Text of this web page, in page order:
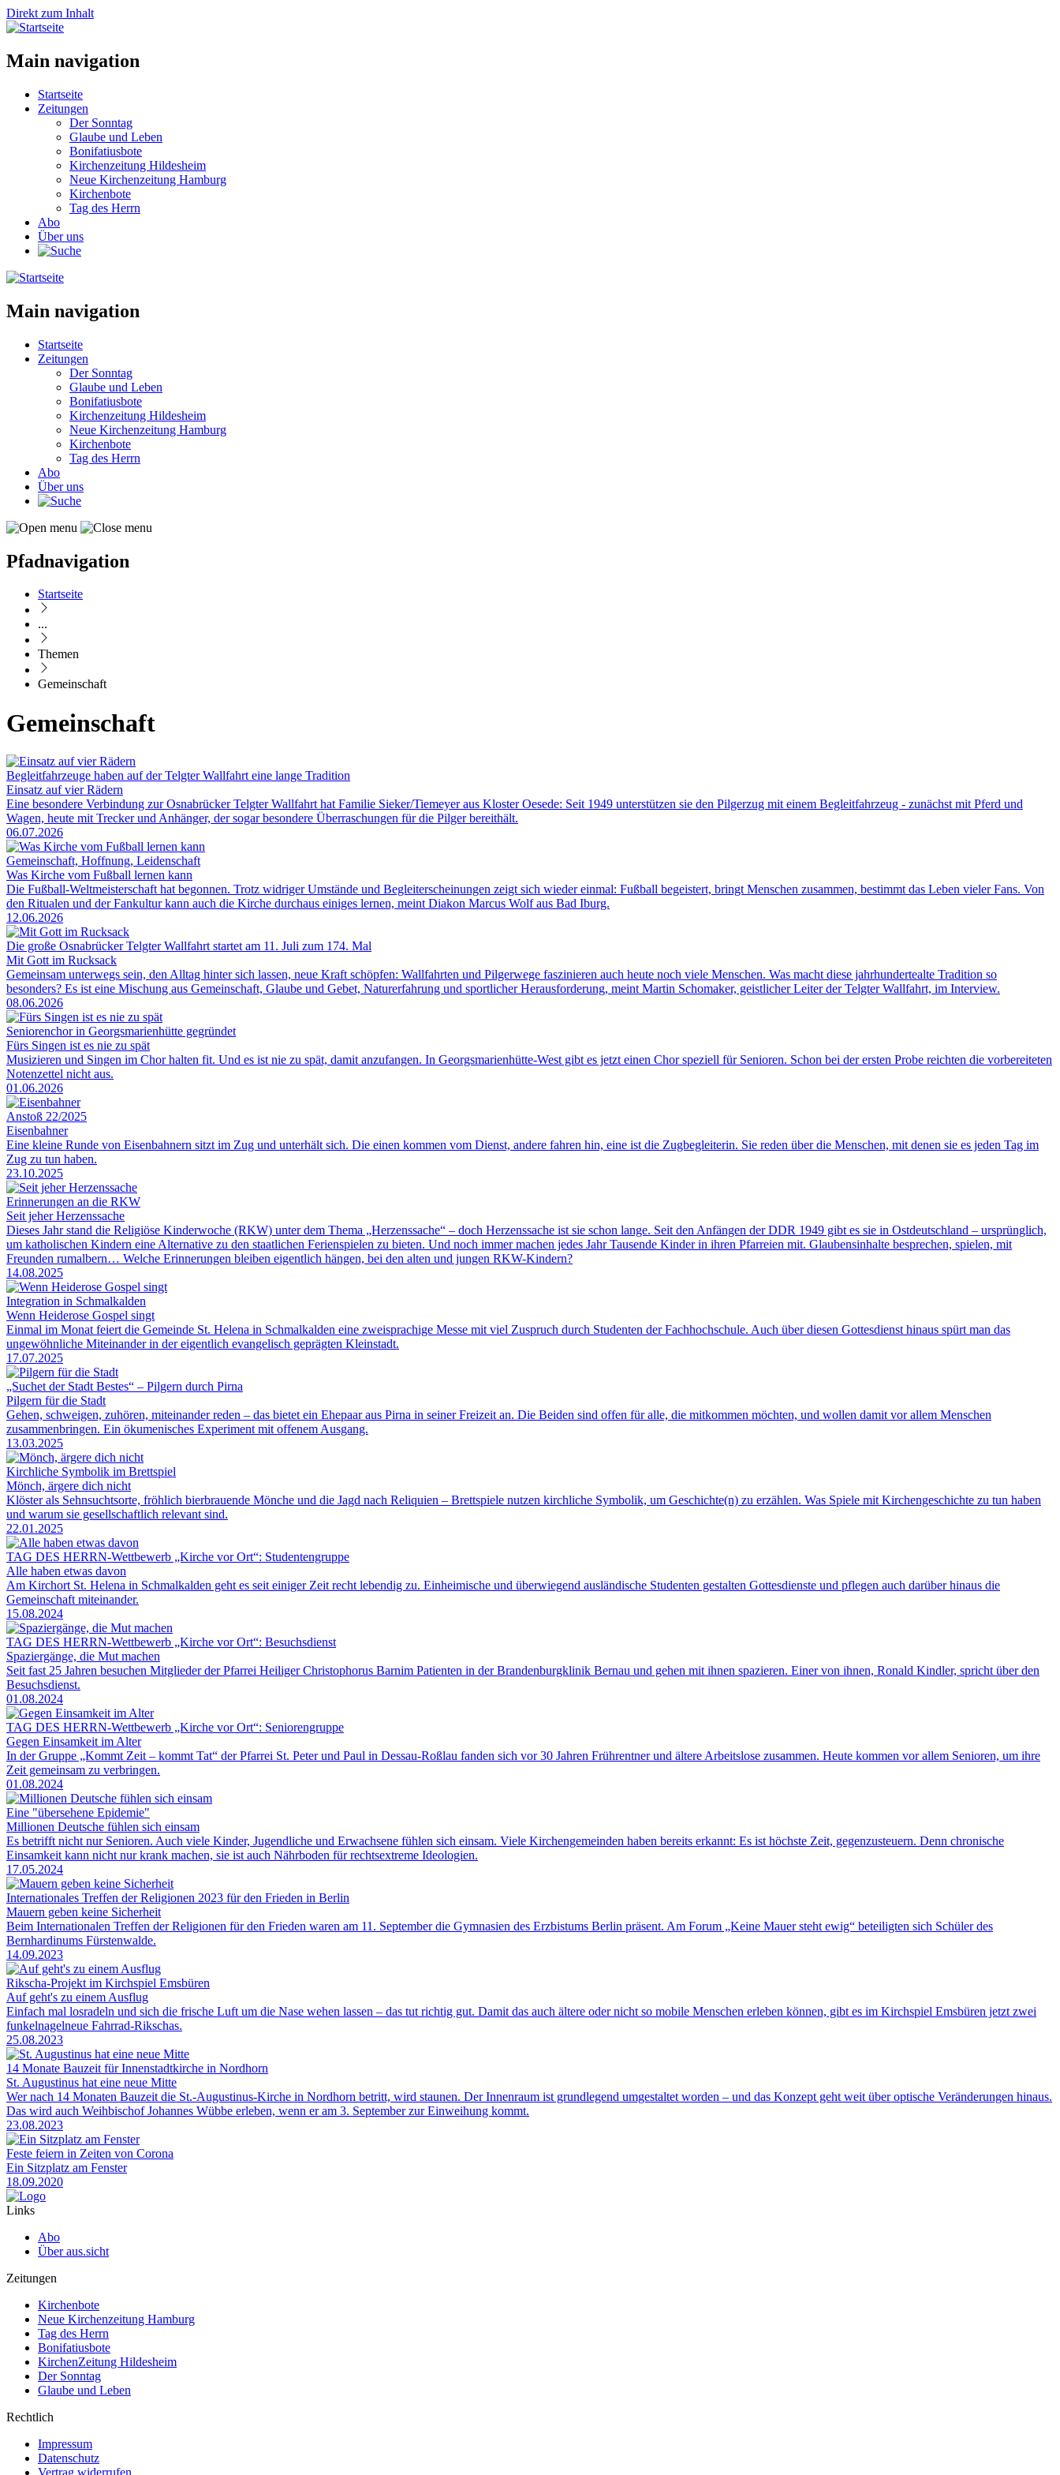
Direkt zum Inhalt
Main navigation
Startseite
Zeitungen
Der Sonntag
Glaube und Leben
Bonifatiusbote
Kirchenzeitung Hildesheim
Neue Kirchenzeitung Hamburg
Kirchenbote
Tag des Herrn
Abo
Über uns
Main navigation
Startseite
Zeitungen
Der Sonntag
Glaube und Leben
Bonifatiusbote
Kirchenzeitung Hildesheim
Neue Kirchenzeitung Hamburg
Kirchenbote
Tag des Herrn
Abo
Über uns
Pfadnavigation
Startseite
...
Themen
Gemeinschaft
Gemeinschaft
Begleitfahrzeuge haben auf der Telgter Wallfahrt eine lange Tradition
Einsatz auf vier Rädern
Eine besondere Verbindung zur Osnabrücker Telgter Wallfahrt hat Familie Sieker/Tiemeyer aus Kloster Oesede: Seit 1949 unterstützen sie den Pilgerzug mit einem Begleitfahrzeug - zunächst mit Pferd und
Wagen, heute mit Trecker und Anhänger, der sogar besondere Überraschungen für die Pilger bereithält.
06.07.2026
Gemeinschaft, Hoffnung, Leidenschaft
Was Kirche vom Fußball lernen kann
Die Fußball-Weltmeisterschaft hat begonnen. Trotz widriger Umstände und Begleiterscheinungen zeigt sich wieder einmal: Fußball begeistert, bringt Menschen zusammen, bestimmt das Leben vieler Fans. Von
den Ritualen und der Fankultur kann auch die Kirche durchaus einiges lernen, meint Diakon Marcus Wolf aus Bad Iburg.
12.06.2026
Die große Osnabrücker Telgter Wallfahrt startet am 11. Juli zum 174. Mal
Mit Gott im Rucksack
Gemeinsam unterwegs sein, den Alltag hinter sich lassen, neue Kraft schöpfen: Wallfahrten und Pilgerwege faszinieren auch heute noch viele Menschen. Was macht diese jahrhundertealte Tradition so
besonders? Es ist eine Mischung aus Gemeinschaft, Glaube und Gebet, Naturerfahrung und sportlicher Herausforderung, meint Martin Schomaker, geistlicher Leiter der Telgter Wallfahrt, im Interview.
08.06.2026
Seniorenchor in Georgsmarienhütte gegründet
Fürs Singen ist es nie zu spät
Musizieren und Singen im Chor halten fit. Und es ist nie zu spät, damit anzufangen. In Georgsmarienhütte-West gibt es jetzt einen Chor speziell für Senioren. Schon bei der ersten Probe reichten die vorbereiteten
Notenzettel nicht aus.
01.06.2026
Anstoß 22/2025
Eisenbahner
Eine kleine Runde von Eisenbahnern sitzt im Zug und unterhält sich. Die einen kommen vom Dienst, andere fahren hin, eine ist die Zugbegleiterin. Sie reden über die Menschen, mit denen sie es jeden Tag im
Zug zu tun haben.
23.10.2025
Erinnerungen an die RKW
Seit jeher Herzenssache
Dieses Jahr stand die Religiöse Kinderwoche (RKW) unter dem Thema „Herzenssache“ – doch Herzenssache ist sie schon lange. Seit den Anfängen der DDR 1949 gibt es sie in Ostdeutschland – ursprünglich,
um katholischen Kindern eine Alternative zu den staatlichen Ferienspielen zu bieten. Und noch immer machen jedes Jahr Tausende Kinder in ihren Pfarreien mit. Glaubensinhalte besprechen, spielen, mit
Freunden rumalbern… Welche Erinnerungen bleiben eigentlich hängen, bei den alten und jungen RKW-Kindern?
14.08.2025
Integration in Schmalkalden
Wenn Heiderose Gospel singt
Einmal im Monat feiert die Gemeinde St. Helena in Schmalkalden eine zweisprachige Messe mit viel Zuspruch durch Studenten der Fachhochschule. Auch über diesen Gottesdienst hinaus spürt man das
ungewöhnliche Miteinander in der eigentlich evangelisch geprägten Kleinstadt.
17.07.2025
„Suchet der Stadt Bestes“ – Pilgern durch Pirna
Pilgern für die Stadt
Gehen, schweigen, zuhören, miteinander reden – das bietet ein Ehepaar aus Pirna in seiner Freizeit an. Die Beiden sind offen für alle, die mitkommen möchten, und wollen damit vor allem Menschen
zusammenbringen. Ein ökumenisches Experiment mit offenem Ausgang.
13.03.2025
Kirchliche Symbolik im Brettspiel
Mönch, ärgere dich nicht
Klöster als Sehnsuchtsorte, fröhlich bierbrauende Mönche und die Jagd nach Reliquien – Brettspiele nutzen kirchliche Symbolik, um Geschichte(n) zu erzählen. Was Spiele mit Kirchengeschichte zu tun haben
und warum sie gesellschaftlich relevant sind.
22.01.2025
TAG DES HERRN-Wettbewerb „Kirche vor Ort“: Studentengruppe
Alle haben etwas davon
Am Kirchort St. Helena in Schmalkalden geht es seit einiger Zeit recht lebendig zu. Einheimische und überwiegend ausländische Studenten gestalten Gottesdienste und pflegen auch darüber hinaus die
Gemeinschaft miteinander.
15.08.2024
TAG DES HERRN-Wettbewerb „Kirche vor Ort“: Besuchsdienst
Spaziergänge, die Mut machen
Seit fast 25 Jahren besuchen Mitglieder der Pfarrei Heiliger Christophorus Barnim Patienten in der Brandenburgklinik Bernau und gehen mit ihnen spazieren. Einer von ihnen, Ronald Kindler, spricht über den
Besuchsdienst.
01.08.2024
TAG DES HERRN-Wettbewerb „Kirche vor Ort“: Seniorengruppe
Gegen Einsamkeit im Alter
In der Gruppe „Kommt Zeit – kommt Tat“ der Pfarrei St. Peter und Paul in Dessau-Roßlau fanden sich vor 30 Jahren Frührentner und ältere Arbeitslose zusammen. Heute kommen vor allem Senioren, um ihre
Zeit gemeinsam zu verbringen.
01.08.2024
Eine "übersehene Epidemie"
Millionen Deutsche fühlen sich einsam
Es betrifft nicht nur Senioren. Auch viele Kinder, Jugendliche und Erwachsene fühlen sich einsam. Viele Kirchengemeinden haben bereits erkannt: Es ist höchste Zeit, gegenzusteuern. Denn chronische
Einsamkeit kann nicht nur krank machen, sie ist auch Nährboden für rechtsextreme Ideologien.
17.05.2024
Internationales Treffen der Religionen 2023 für den Frieden in Berlin
Mauern geben keine Sicherheit
Beim Internationalen Treffen der Religionen für den Frieden waren am 11. September die Gymnasien des Erzbistums Berlin präsent. Am Forum „Keine Mauer steht ewig“ beteiligten sich Schüler des
Bernhardinums Fürstenwalde.
14.09.2023
Rikscha-Projekt im Kirchspiel Emsbüren
Auf geht's zu einem Ausflug
Einfach mal losradeln und sich die frische Luft um die Nase wehen lassen – das tut richtig gut. Damit das auch ältere oder nicht so mobile Menschen erleben können, gibt es im Kirchspiel Emsbüren jetzt zwei
funkelnagelneue Fahrrad-Rikschas.
25.08.2023
14 Monate Bauzeit für Innenstadtkirche in Nordhorn
St. Augustinus hat eine neue Mitte
Wer nach 14 Monaten Bauzeit die St.-Augustinus-Kirche in Nordhorn betritt, wird staunen. Der Innenraum ist grundlegend umgestaltet worden – und das Konzept geht weit über optische Veränderungen hinaus.
Das wird auch Weihbischof Johannes Wübbe erleben, wenn er am 3. September zur Einweihung kommt.
23.08.2023
Feste feiern in Zeiten von Corona
Ein Sitzplatz am Fenster
18.09.2020
Links
Abo
Über aus.sicht
Zeitungen
Kirchenbote
Neue Kirchenzeitung Hamburg
Tag des Herrn
Bonifatiusbote
KirchenZeitung Hildesheim
Der Sonntag
Glaube und Leben
Rechtlich
Impressum
Datenschutz